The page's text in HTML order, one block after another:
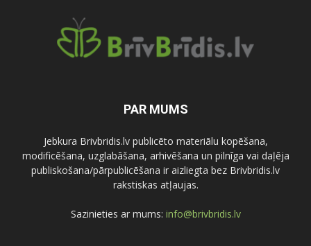
PAR MUMS
Jebkura Brivbridis.lv publicēto materiālu kopēšana,
modificēšana, uzglabāšana, arhivēšana un pilnīga vai daļēja
publiskošana/pārpublicēšana ir aizliegta bez Brivbridis.lv
rakstiskas atļaujas.
Sazinieties ar mums: info@brivbridis.lv